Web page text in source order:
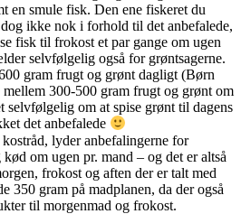
en smule fisk. Den ene fiskeret du
ikke nok i forhold til det anbefalede,
fisk til frokost et par gange om ugen
selvfølgelig også for grøntsagerne.
gram frugt og grønt dagligt (Børn
300-500 gram frugt og grønt om
selvfølgelig om at spise grønt til dagens
det anbefalede
lyder anbefalingerne for
om ugen pr. mand – og det er altså
frokost og aften der er talt med
350 gram på madplanen, da der også
til morgenmad og frokost.